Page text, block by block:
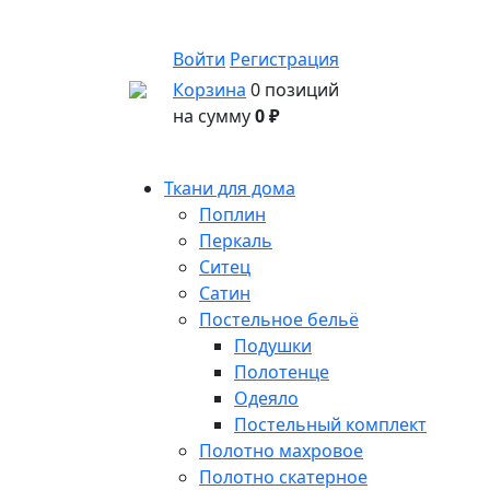
Войти Регистрация
Корзина 0 позиций
на сумму0 ₽
Ткани для дома
Поплин
Перкаль
Ситец
Сатин
Постельное бельё
Подушки
Полотенце
Одеяло
Постельный комплект
Полотно махровое
Полотно скатерное